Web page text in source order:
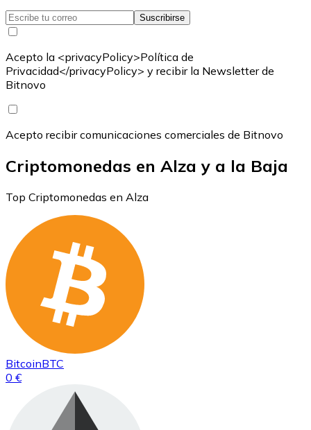
Suscribirse
Acepto la <privacyPolicy>Política de
Privacidad</privacyPolicy> y recibir la Newsletter de
Bitnovo
Acepto recibir comunicaciones comerciales de Bitnovo
Criptomonedas en Alza y a la Baja
Top Criptomonedas en Alza
BitcoinBTC
0 €